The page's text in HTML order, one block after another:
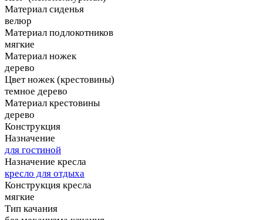
Материал сиденья
велюр
Материал подлокотников
мягкие
Материал ножек
дерево
Цвет ножек (крестовины)
темное дерево
Материал крестовины
дерево
Конструкция
Назначение
для гостиной
Назначение кресла
кресло для отдыха
Конструкция кресла
мягкие
Тип качания